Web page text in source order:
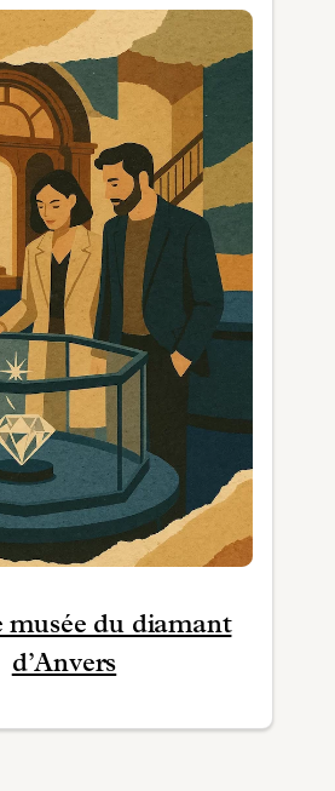
musée du diamant
d’Anvers